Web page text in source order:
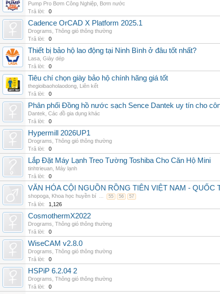
Pump Pro Bơm Công Nghiệp Bơm nước
Trả lời:
0
Cadence OrCAD X Platform 2025.1
Drograms Thông gió thông thường
Trả lời:
0
Thiết bị bảo hộ lao động tại Ninh Bình ở đâu tốt nhất?
Lasa Giày dép
Trả lời:
0
Tiêu chí chọn giày bảo hộ chính hãng giá tốt
thegioibaoholaodong Liên kết
Trả lời:
0
Phân phối Đồng hồ nước sạch Sence Dantek uy tín cho
Dantek Các đồ gia dụng khác
Trả lời:
0
Hypermill 2026UP1
Drograms Thông gió thông thường
Trả lời:
0
Lắp Đặt Máy Lạnh Treo Tường Toshiba Cho Căn Hộ Mini
tinhtrieuan Máy lạnh
Trả lời:
0
VĂN HÓA CỘI NGUỒN RỒNG TIÊN VIỆT NAM -
shopoga Khoa học huyền bí ... 55 56 57
Trả lời: 1,126
CosmothermX2022
Drograms Thông gió thông thường
Trả lời:
0
WiseCAM v2.8.0
Drograms Thông gió thông thường
Trả lời:
0
HSPiP 6.2.04 2
Drograms Thông gió thông thường
Trả lời:
0